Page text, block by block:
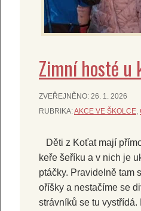
Zimní hosté u
ZVEŘEJNĚNO: 26. 1. 2026
RUBRIKA:AKCE VE ŠKOLCE
Děti z Koťat mají
keře šeříku a v nich je
ptáčky. Pravidelně tam
oříšky a nestačíme se
strávníků se tu